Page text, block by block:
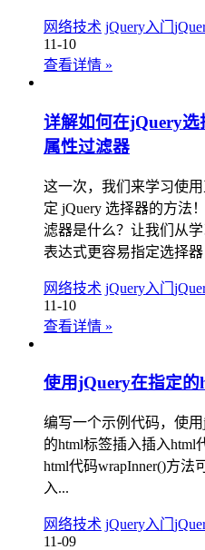
网络技术 jQuery入门
11-10
查看详情 »
详解如何在jQuery选
属性过滤器
这一次，我们来学习使
定 jQuery 选择器的方法
滤器是什么？让我们从
表达式更容易指定选择
网络技术 jQuery入门
11-10
查看详情 »
使用jQuery在指定
编写一个示例代码，使用
的html标签插入插入html
html代码wrapInner()方法
入...
网络技术 jQuery入门
11-09